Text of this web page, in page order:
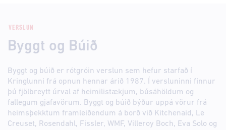
VERSLUN
Byggt og Búið
Byggt og búið er rótgróin verslun sem hefur starfað í
Kringlunni frá opnun hennar árið 1987. Í versluninni finnur
þú fjölbreytt úrval af heimilistækjum, búsáhöldum og
fallegum gjafavörum. Byggt og búið býður uppá vörur frá
heimsþekktum framleiðendum á borð við Kitchenaid, Le
Creuset, Rosendahl, Fissler, WMF, Villeroy Boch, Eva Solo og